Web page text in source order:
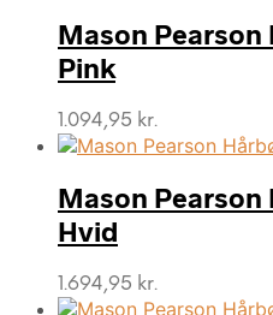
Mason Pearson
Pink
1.094,95 kr.
Mason Pearson
Hvid
1.694,95 kr.